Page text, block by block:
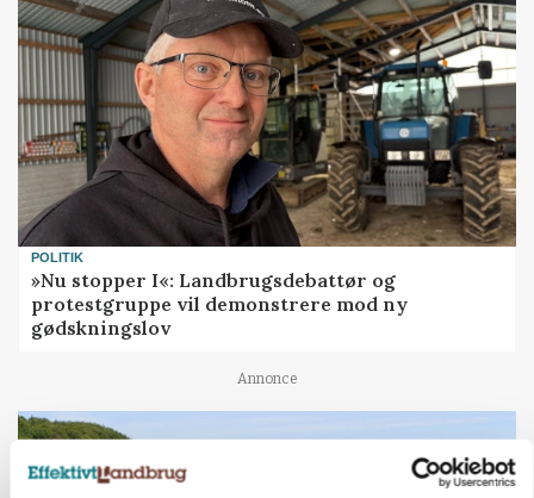
POLITIK
»Nu stopper I«: Landbrugsdebattør og
protestgruppe vil demonstrere mod ny
gødskningslov
Annonce